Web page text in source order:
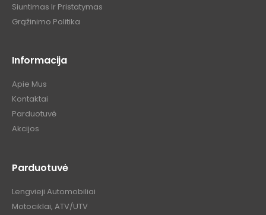
Siuntimas Ir Pristatymas
Grąžinimo Politika
Informacija
Apie Mus
Kontaktai
Parduotuvė
Akcijos
Parduotuvė
Lengvieji Automobiliai
Motociklai, ATV/UTV